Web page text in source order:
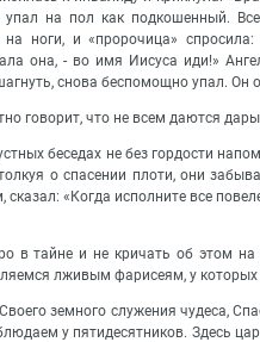
упал на пол как подкошенный.
ноги, и «пророчица»
она, - во имя Иисуса иди!»
снова беспомощно упал.
говорит, что не всем даются
беседах не без гордости
о спасении плоти, они
сказал: «Когда исполните все
в тайне и не кричать об этом на
лживым фарисеям, у
земного служения чудеса,
у пятидесятников. Здесь